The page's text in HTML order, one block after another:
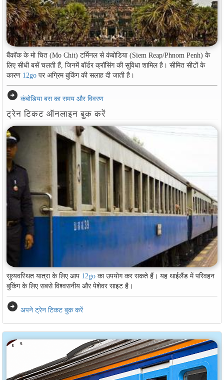
बैंकॉक के मो चित (Mo Chit) टर्मिनल से कंबोडिया (Siem Reap/Phnom Penh) के
लिए सीधी बसें चलती हैं, जिनमें बॉर्डर क्रॉसिंग की सुविधा शामिल है। सीमित सीटों के
कारण 12goपर अग्रिम बुकिंग की सलाह दी जाती है।
arrow_circle_right कंबोडिया बस का समय और विवरण
ट्रेन टिकट ऑनलाइन बुक करें
सुव्यवस्थित यात्रा के लिए आप 12goका उपयोग कर सकते हैं। यह थाईलैंड में परिवहन
बुकिंग के लिए सबसे विश्वसनीय और पेशेवर साइट है।
arrow_circle_right अपने ट्रेन टिकट बुक करें